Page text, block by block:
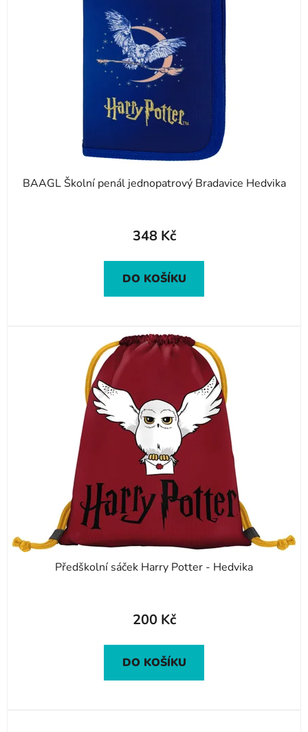
BAAGL Školní penál jednopatrový Bradavice Hedvika
348 Kč
DO KOŠÍKU
Předškolní sáček Harry Potter - Hedvika
200 Kč
DO KOŠÍKU